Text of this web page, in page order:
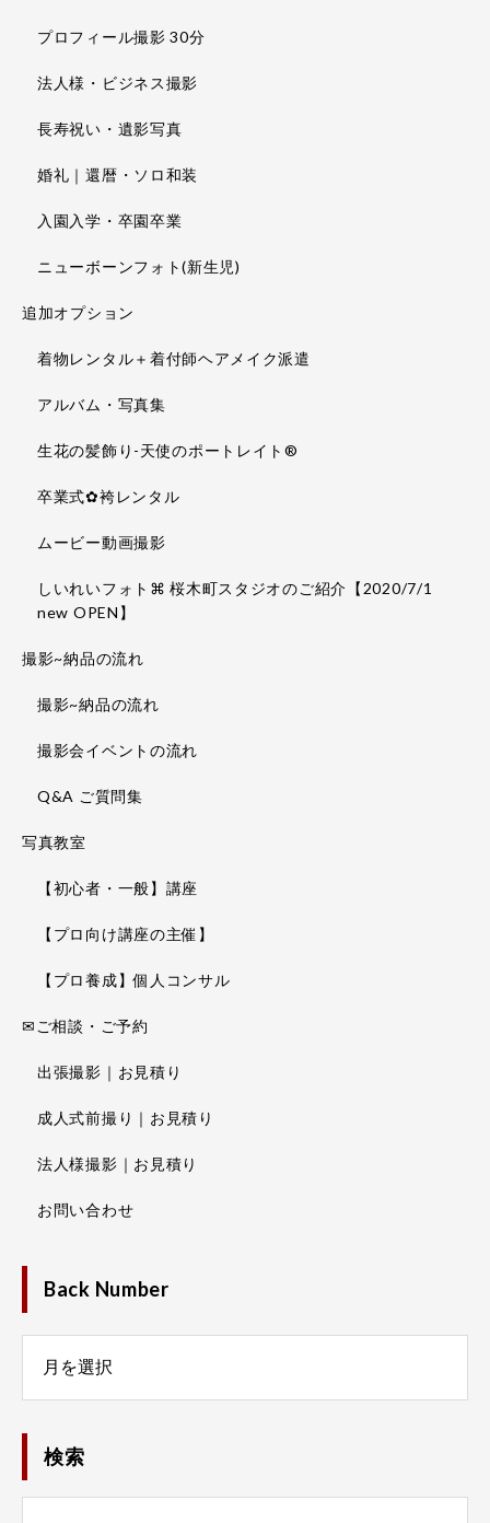
プロフィール撮影 30分
法人様・ビジネス撮影
長寿祝い・遺影写真
婚礼｜還暦・ソロ和装
入園入学・卒園卒業
ニューボーンフォト(新生児)
追加オプション
着物レンタル＋着付師ヘアメイク派遣
アルバム・写真集
生花の髪飾り-天使のポートレイト®
卒業式✿袴レンタル
ムービー動画撮影
しいれいフォト⌘ 桜木町スタジオのご紹介【2020/7/1
new OPEN】
撮影~納品の流れ
撮影~納品の流れ
撮影会イベントの流れ
Q&A ご質問集
写真教室
【初心者・一般】講座
【プロ向け講座の主催】
【プロ養成】個人コンサル
✉ご相談・ご予約
出張撮影｜お見積り
成人式前撮り｜お見積り
法人様撮影｜お見積り
お問い合わせ
Back Number
検索